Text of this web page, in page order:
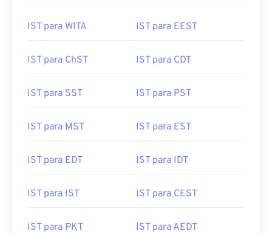
IST para WITA IST para EEST
IST para ChST IST para CDT
IST para SST IST para PST
IST para MST IST para EST
IST para EDT IST para IDT
IST para IST IST para CEST
IST para PKT IST para AEDT